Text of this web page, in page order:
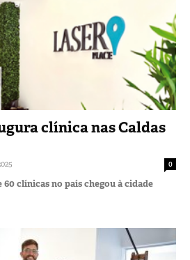
clínica nas Caldas
0
clínicas no país chegou à cidade